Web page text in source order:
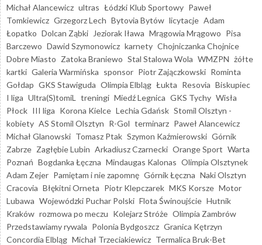
Michał Alancewicz ultras Łódzki Klub Sportowy Paweł
Tomkiewicz Grzegorz Lech Bytovia Bytów licytacje Adam
Łopatko Dolcan Ząbki Jeziorak Iława Mrągowia Mrągowo Pisa
Barczewo Dawid Szymonowicz karnety Chojniczanka Chojnice
Dobre Miasto Zatoka Braniewo Stal Stalowa Wola WMZPN żółte
kartki Galeria Warmińska sponsor Piotr Zajączkowski Rominta
Gołdap GKS Stawiguda Olimpia Elbląg Łukta Resovia Biskupiec
I liga Ultra(S)tomiL treningi Miedź Legnica GKS Tychy Wisła
Płock III liga Korona Kielce Lechia Gdańsk Stomil Olsztyn -
kobiety AS Stomil Olsztyn R-Gol terminarz Paweł Alancewicz
Michał Glanowski Tomasz Ptak Szymon Kaźmierowski Górnik
Zabrze Zagłębie Lubin Arkadiusz Czarnecki Orange Sport Warta
Poznań Bogdanka Łęczna Mindaugas Kalonas Olimpia Olsztynek
Adam Zejer Pamiętam i nie zapomnę Górnik Łęczna Naki Olsztyn
Cracovia Błękitni Orneta Piotr Klepczarek MKS Korsze Motor
Lubawa Wojewódzki Puchar Polski Flota Świnoujście Hutnik
Kraków rozmowa po meczu Kolejarz Stróże Olimpia Zambrów
Przedstawiamy rywala Polonia Bydgoszcz Granica Kętrzyn
Concordia Elbląg Michał Trzeciakiewicz Termalica Bruk-Bet